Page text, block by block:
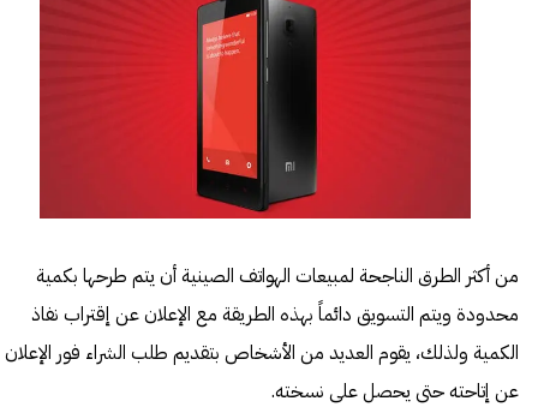
من أكثر الطرق الناجحة لمبيعات الهواتف الصينية أن يتم طرحها بكمية
محدودة ويتم التسويق دائماً بهذه الطريقة مع الإعلان عن إقتراب نفاذ
الكمية ولذلك، يقوم العديد من الأشخاص بتقديم طلب الشراء فور الإعلان
عن إتاحته حتى يحصل على نسخته.